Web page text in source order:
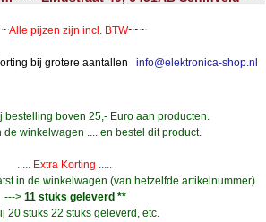
Alle pijzen zijn incl. BTW~~~
bij grotere aantallen info@elektronica-shop.nl
bestelling boven 25,- Euro aan producten.
de winkelwagen .... en bestel dit product.
..... Extra Korting .....
in de winkelwagen (van hetzelfde artikelnummer)
---> 11 stuks geleverd **
20 stuks 22 stuks geleverd, etc.